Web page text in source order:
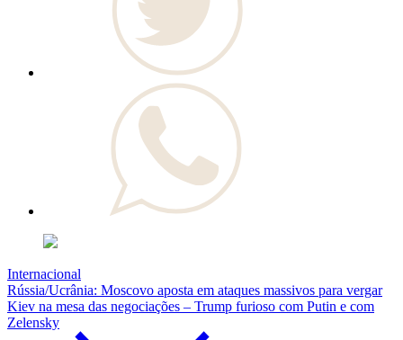
Internacional
Rússia/Ucrânia: Moscovo aposta em ataques massivos para vergar
Kiev na mesa das negociações – Trump furioso com Putin e com
Zelensky